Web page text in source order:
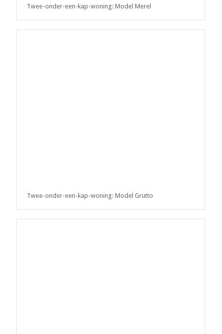
Twee-onder-een-kap-woning: Model Merel
Twee-onder-een-kap-woning: Model Grutto